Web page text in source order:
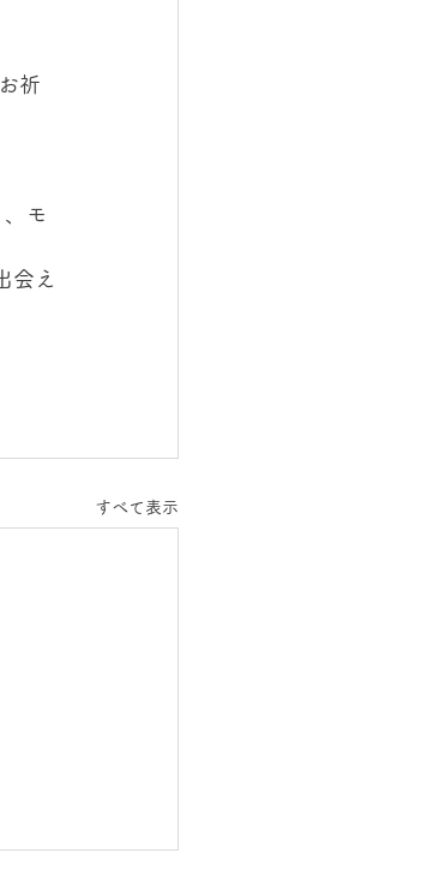
祈
モ
会え
すべて表示